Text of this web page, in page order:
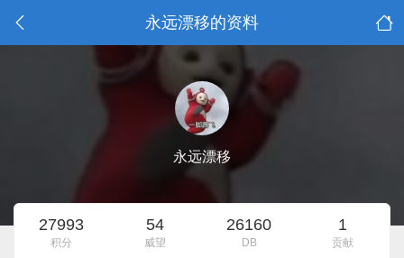
永远漂移的资料
永远漂移
27993
积分
54
威望
26160
DB
1
贡献